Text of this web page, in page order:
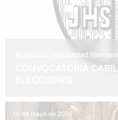
Actividad Hermandad
CONVOCATORIA
10 de mayo de 2026